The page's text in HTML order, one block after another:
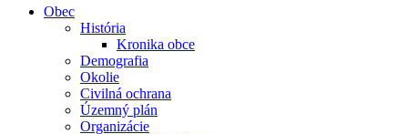
Obec
História
Kronika obce
Demografia
Okolie
Civilná ochrana
Územný plán
Organizácie